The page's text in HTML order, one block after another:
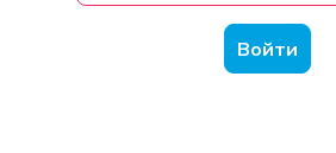
Войти